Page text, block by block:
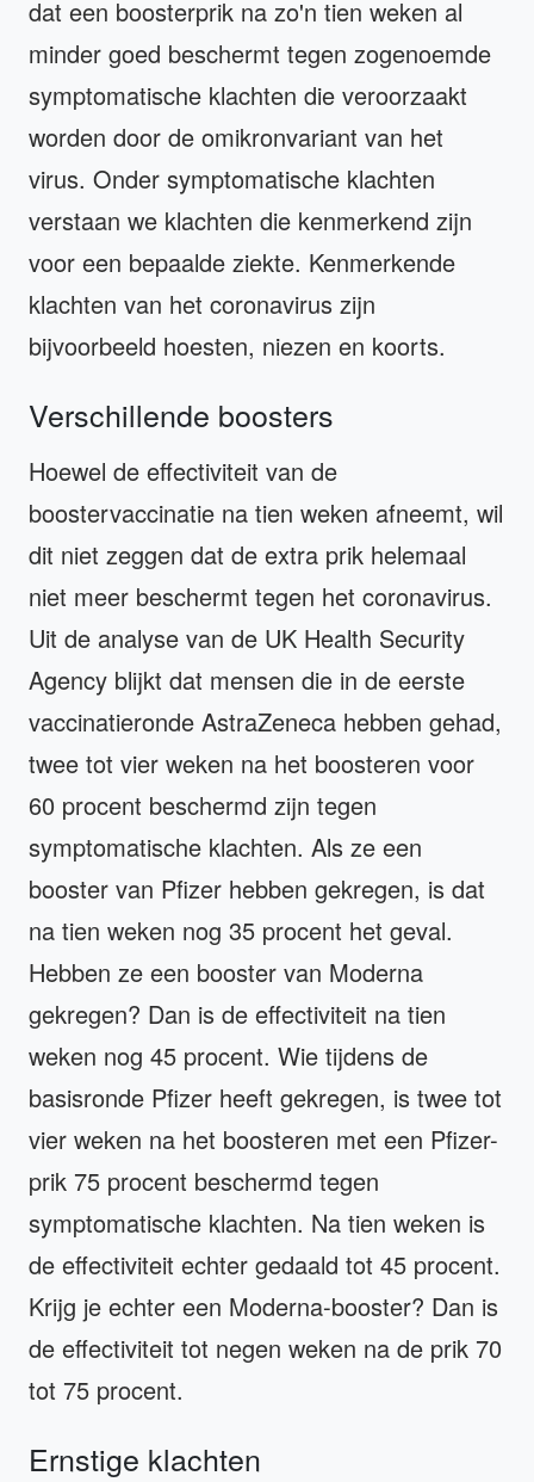
dat een boosterprik na zo'n tien weken al
minder goed beschermt tegen zogenoemde
symptomatische klachten die veroorzaakt
worden door de omikronvariant van het
virus. Onder symptomatische klachten
verstaan we klachten die kenmerkend zijn
voor een bepaalde ziekte. Kenmerkende
klachten van het coronavirus zijn
bijvoorbeeld hoesten, niezen en koorts.
Verschillende boosters
Hoewel de effectiviteit van de
boostervaccinatie na tien weken afneemt, wil
dit niet zeggen dat de extra prik helemaal
niet meer beschermt tegen het coronavirus.
Uit de analyse van de UK Health Security
Agency blijkt dat mensen die in de eerste
vaccinatieronde AstraZeneca hebben gehad,
twee tot vier weken na het boosteren voor
60 procent beschermd zijn tegen
symptomatische klachten. Als ze een
booster van Pfizer hebben gekregen, is dat
na tien weken nog 35 procent het geval.
Hebben ze een booster van Moderna
gekregen? Dan is de effectiviteit na tien
weken nog 45 procent. Wie tijdens de
basisronde Pfizer heeft gekregen, is twee tot
vier weken na het boosteren met een Pfizer-
prik 75 procent beschermd tegen
symptomatische klachten. Na tien weken is
de effectiviteit echter gedaald tot 45 procent.
Krijg je echter een Moderna-booster? Dan is
de effectiviteit tot negen weken na de prik 70
tot 75 procent.
Ernstige klachten